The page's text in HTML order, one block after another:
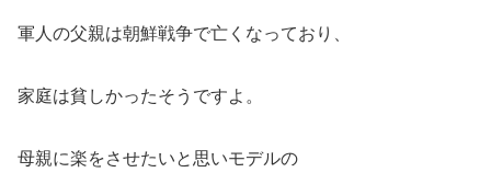
軍人の父親は朝鮮戦争で亡くなっており、
家庭は貧しかったそうですよ。
母親に楽をさせたいと思いモデルの